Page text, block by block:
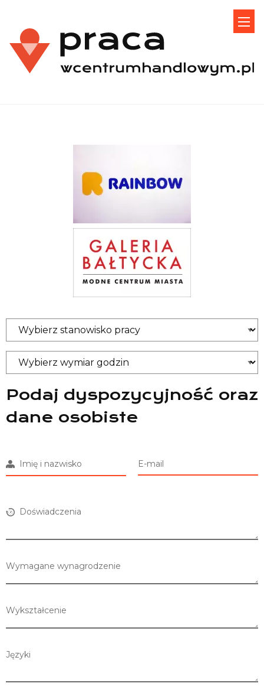
Podaj dyspozycyjność oraz
dane osobiste
Imię i nazwisko E-mail
Doświadczenia
Wymagane wynagrodzenie
Wykształcenie
Języki